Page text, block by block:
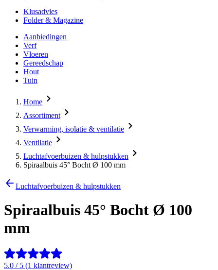
Klusadvies
Folder & Magazine
Aanbiedingen
Verf
Vloeren
Gereedschap
Hout
Tuin
Home
Assortiment
Verwarming, isolatie & ventilatie
Ventilatie
Luchtafvoerbuizen & hulpstukken
Spiraalbuis 45° Bocht Ø 100 mm
Luchtafvoerbuizen & hulpstukken
Spiraalbuis 45° Bocht Ø 100
mm
5.0 / 5 (1 klantreview)